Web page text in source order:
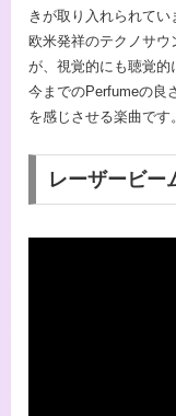
きが取り入れられてい
欧米発祥のテクノサ
が、視覚的にも聴覚的
今までのPerfumeの良
を感じさせる楽曲です。
レーザービー